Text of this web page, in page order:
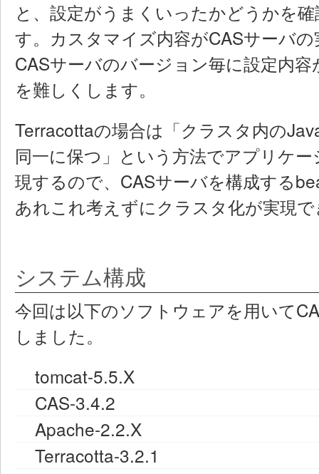
と、設定がうまくいったかどうかを
す。カスタマイズ内容がCASサーバ
CASサーバのバージョン毎に設定内
を難しくします。
Terracottaの場合は「クラスタ内の
同一に保つ」という方法でアプリケ
現するので、CASサーバを構成する
あれこれ考えずにクラスタ化が実現
システム構成
今回は以下のソフトウェアを用いて
しました。
tomcat-5.5.X
CAS-3.4.2
Apache-2.2.X
Terracotta-3.2.1